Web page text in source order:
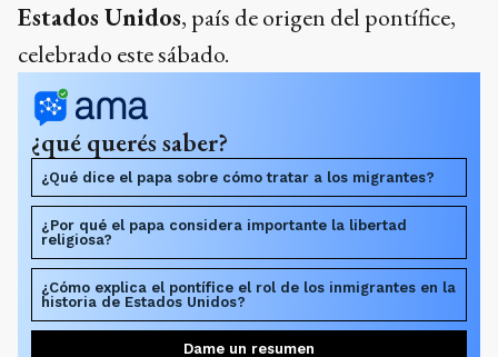
Estados Unidos, país de origen del pontífice,
celebrado este sábado.
¿qué querés saber?
¿Qué dice el papa sobre cómo tratar a los migrantes?
¿Por qué el papa considera importante la libertad
religiosa?
¿Cómo explica el pontífice el rol de los inmigrantes en la
historia de Estados Unidos?
Dame un resumen